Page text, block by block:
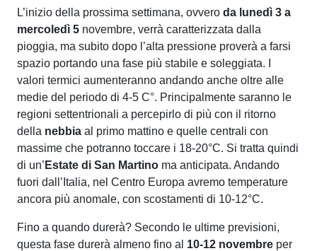
L’inizio della prossima settimana, ovvero da lunedì 3 a
mercoledì 5 novembre, verrà caratterizzata dalla
pioggia, ma subito dopo l’alta pressione proverà a farsi
spazio portando una fase più stabile e soleggiata. I
valori termici aumenteranno andando anche oltre alle
medie del periodo di 4-5 C°. Principalmente saranno le
regioni settentrionali a percepirlo di più con il ritorno
della nebbia al primo mattino e quelle centrali con
massime che potranno toccare i 18-20°C. Si tratta quindi
di un’ Estate di San Martino ma anticipata. Andando
fuori dall’Italia, nel Centro Europa avremo temperature
ancora più anomale, con scostamenti di 10-12°C.
Fino a quando durerà? Secondo le ultime previsioni,
questa fase durerà almeno fino al 10-12 novembre per